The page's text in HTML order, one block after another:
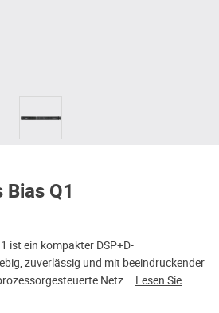
Q1
ist ein kompakter DSP+D-
zuverlässig und mit beeindruckender
Netz... Lesen Sie